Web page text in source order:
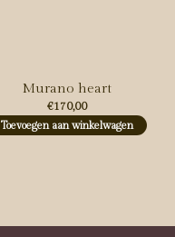
Murano heart
€170,00
Toevoegen aan winkelwagen